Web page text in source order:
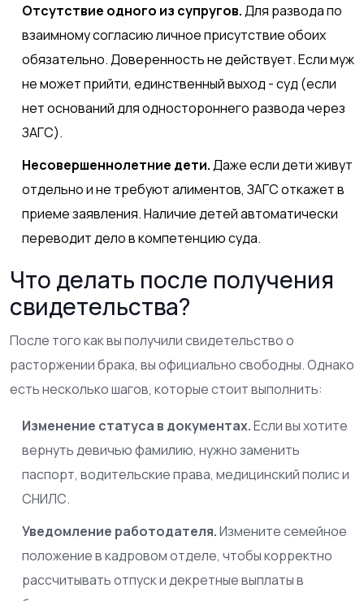
Отсутствие одного из супругов.Для развода по
взаимному согласию личное присутствие обоих
обязательно. Доверенность не действует. Если муж
не может прийти, единственный выход - суд (если
нет оснований для одностороннего развода через
ЗАГС).
Несовершеннолетние дети.Даже если дети живут
отдельно и не требуют алиментов, ЗАГС откажет в
приеме заявления. Наличие детей автоматически
переводит дело в компетенцию суда.
Что делать после получения
свидетельства?
После того как вы получили свидетельство о
расторжении брака, вы официально свободны. Однако
есть несколько шагов, которые стоит выполнить:
Изменение статуса в документах.Если вы хотите
вернуть девичью фамилию, нужно заменить
паспорт, водительские права, медицинский полис и
СНИЛС.
Уведомление работодателя.Измените семейное
положение в кадровом отделе, чтобы корректно
рассчитывать отпуск и декретные выплаты в